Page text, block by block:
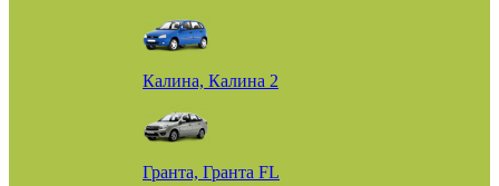
Калина, Калина 2
Гранта, Гранта FL